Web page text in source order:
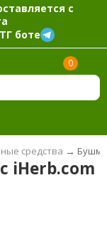
с
боте
0
средства →
iHerb.com